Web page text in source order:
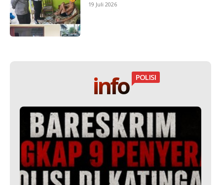
19 Juli 2026
info POLISI